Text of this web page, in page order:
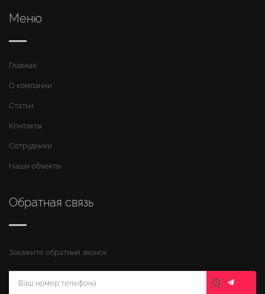
Меню
Главная
О компании
Статьи
Контакты
Сотрудники
Наши объекты
Обратная связь
Закажите обратный звонок